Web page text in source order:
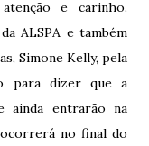
e carinho.
ALSPA e também
Simone Kelly, pela
para dizer que a
ainda entrarão na
no final do